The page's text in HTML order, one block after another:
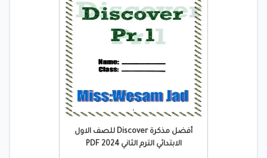
أفضل مذكرة Discover للصف الاول
الابتدائي الترم الثاني 2024 PDF